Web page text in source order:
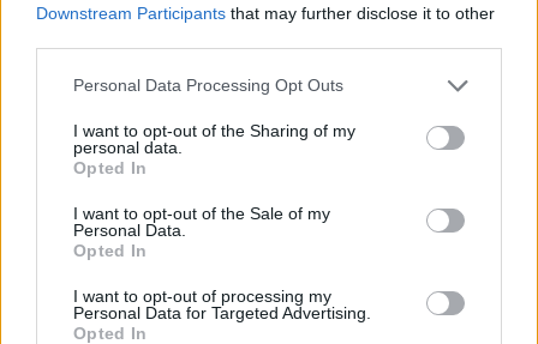
Downstream Participants that may further disclose it to other
Personal Data Processing Opt Outs
I want to opt-out of the Sharing of my
personal data.
Opted In
I want to opt-out of the Sale of my
Personal Data.
Opted In
I want to opt-out of processing my
Personal Data for Targeted Advertising.
Opted In
Πολιτική